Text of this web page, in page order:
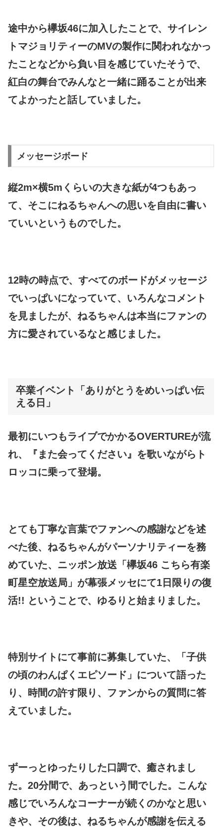
途中から欅坂46に加入したことで、サイレン
トマジョリティーのMVの製作に関われなかっ
たことなどから負い目を感じていたそうで、
紅白の舞台でみんなと一緒に踊ることが出来
てよかったと話していました。
メッセージボード
縦2m×横5mくらいの大きな紙が4つもあっ
て、そこにねるちゃんへの思いを自由に書い
ていいというものでした。
12時の時点で、すべてのボードがメッセージ
でいっぱいになっていて、いろんなコメント
を見ましたが、ねるちゃんは本当にファンの
方に愛されているなと感じました。
卒業イベント「ありがとうをめいっぱい伝
える日」
最初にいつもライブでかかるOVERTUREが流
れ、『また会ってください』を歌いながらト
ロッコに乗って登場。
とても丁寧な言葉でファンへの感謝などを述
べた後、ねるちゃんがパーソナリティーを務
めていた、ニッポン放送「欅坂46 こちら有楽
町星空放送局」が幕張メッセにて1日限りの復
活!! ということで、ゆるりと始まりました。
特別サイトにて事前に募集していた、「子供
の頃のわんぱくエピソード」について語った
り、時間の許す限り、ファンからの質問に答
えていました。
ずーっとゆったりした口調で、癒されまし
た。20分間で、あっという間でした。こんな
感じでいろんなコーナーが続くのかなと思い
きや、その後は、ねるちゃんが感謝を伝える